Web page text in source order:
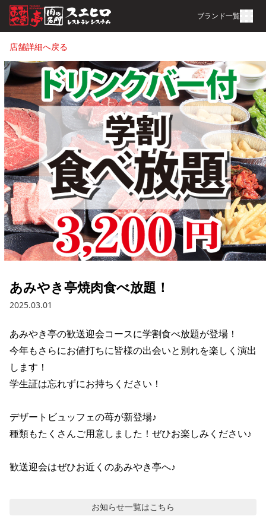
ブランド一覧
店舗詳細へ戻る
あみやき亭焼肉食べ放題！
2025.03.01
あみやき亭の歓送迎会コースに学割食べ放題が登場！
今年もさらにお値打ちに皆様の出会いと別れを楽しく演出
します！
学生証は忘れずにお持ちください！
デザートビュッフェの苺が新登場♪
種類もたくさんご用意しました！ぜひお楽しみください♪
歓送迎会はぜひお近くのあみやき亭へ♪
お知らせ一覧はこちら